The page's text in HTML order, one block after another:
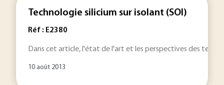
Technologie silicium sur isolant (SOI)
Réf : E2380
Dans cet article, l'état de l'art et les perspectives des
10 août 2013